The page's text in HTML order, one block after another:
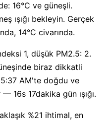
16°C ve güneşli.
ışığı bekleyin. Gerçek
14°C civarında.
1, düşük PM2.5: 2.
biraz dikkatli
AM'te doğdu ve
16s 17dakika gün ışığı.
%21 ihtimal, en